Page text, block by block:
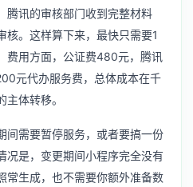
腾讯的审核部门收到完整材料
核。这样算下来，最快只需要1
费用方面，公证费480元，腾讯
元代办服务费，总体成本在千
体转移。
间需要暂停服务，或者要搞一份
况是，变更期间小程序完全没有
常生成，也不需要你额外准备数